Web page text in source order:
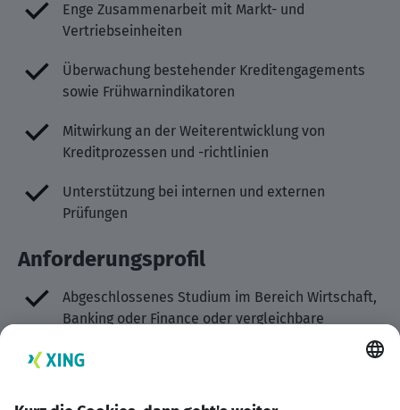
Enge Zusammenarbeit mit Markt- und
Vertriebseinheiten
Überwachung bestehender Kreditengagements
sowie Frühwarnindikatoren
Mitwirkung an der Weiterentwicklung von
Kreditprozessen und -richtlinien
Unterstützung bei internen und externen
Prüfungen
Anforderungsprofil
Abgeschlossenes Studium im Bereich Wirtschaft,
Banking oder Finance oder vergleichbare
Kreditanalyse, idealerweise im Retail Banking